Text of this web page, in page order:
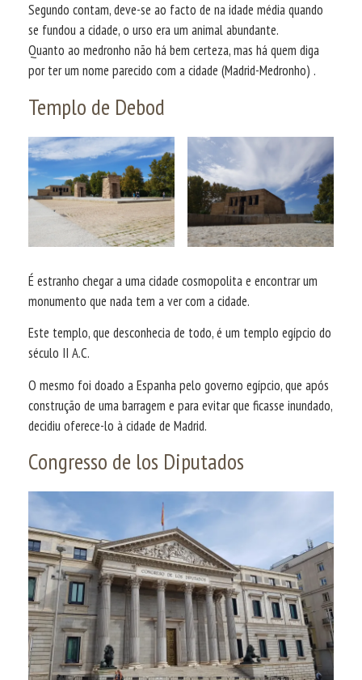
Segundo contam, deve-se ao facto de na idade média quando
se fundou a cidade, o urso era um animal abundante.
Quanto ao medronho não há bem certeza, mas há quem diga
por ter um nome parecido com a cidade (Madrid-Medronho) .
Templo de Debod
É estranho chegar a uma cidade cosmopolita e encontrar um
monumento que nada tem a ver com a cidade.
Este templo, que desconhecia de todo, é um templo egípcio do
século II A.C.
O mesmo foi doado a Espanha pelo governo egípcio, que após
construção de uma barragem e para evitar que ficasse inundado,
decidiu oferece-lo à cidade de Madrid.
Congresso de los Diputados